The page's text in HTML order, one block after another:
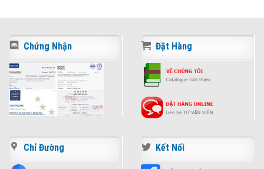
Chứng Nhận Đặt Hàng
Chỉ Đường Kết Nối